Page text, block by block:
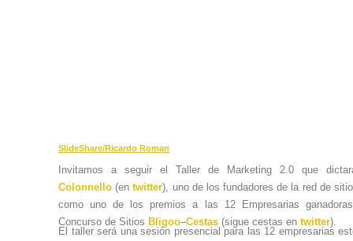
SlideShare/Ricardo Roman
Invitamos a seguir el Taller de Marketing 2.0 que
Colonnello (entwitter), uno de los fundadores de la red de
como uno de los premios a las 12 Empresarias
Concurso de Sitios Bligoo–Cestas (sigue cestas en twitter).
El taller será una sesión presencial para las 12 empresarias